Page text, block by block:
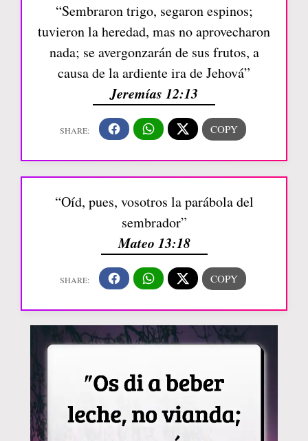
“Sembraron trigo, segaron espinos;
tuvieron la heredad, mas no aprovecharon
nada; se avergonzarán de sus frutos, a
causa de la ardiente ira de Jehová”
Jeremías 12:13
“Oíd, pues, vosotros la parábola del
sembrador”
Mateo 13:18